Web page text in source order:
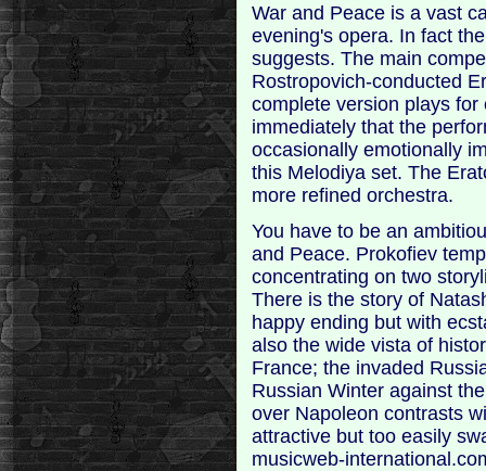
War and Peace is a vast
evening's opera. In fact
suggests. The main
Rostropovich-conducted
complete version plays
immediately that the
occasionally emotionally
this Melodiya set. The
more refined orchestra.
You have to be an
and Peace. Prokofiev
concentrating on two
There is the story of
happy ending but with
also the wide vista of
France; the invaded
Russian Winter against
over Napoleon contrasts
attractive but too easily
musicweb-